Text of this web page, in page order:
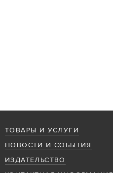
ТОВАРЫ И УСЛУГИ
НОВОСТИ И СОБЫТИЯ
ИЗДАТЕЛЬСТВО